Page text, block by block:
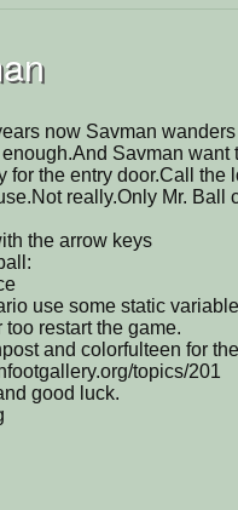
now Savman
Savman want
for the entry door.Call
really.Only Mr. Ball
the arrow keys
use some static
too restart the game.
and colorfulteen for
topics/201
good luck.